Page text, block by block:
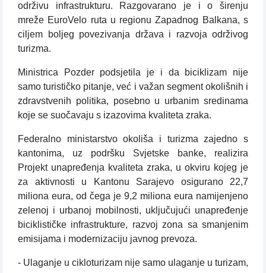
održivu infrastrukturu. Razgovarano je i o širenju
mreže EuroVelo ruta u regionu Zapadnog Balkana, s
ciljem boljeg povezivanja država i razvoja održivog
turizma.
Ministrica Pozder podsjetila je i da biciklizam nije
samo turističko pitanje, već i važan segment okolišnih i
zdravstvenih politika, posebno u urbanim sredinama
koje se suočavaju s izazovima kvaliteta zraka.
Federalno ministarstvo okoliša i turizma zajedno s
kantonima, uz podršku Svjetske banke, realizira
Projekt unapređenja kvaliteta zraka, u okviru kojeg je
za aktivnosti u Kantonu Sarajevo osigurano 22,7
miliona eura, od čega je 9,2 miliona eura namijenjeno
zelenoj i urbanoj mobilnosti, uključujući unapređenje
biciklističke infrastrukture, razvoj zona sa smanjenim
emisijama i modernizaciju javnog prevoza.
- Ulaganje u cikloturizam nije samo ulaganje u turizam,